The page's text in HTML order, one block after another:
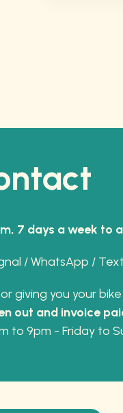
7 days a week to
/ WhatsApp /
giving you your bike
out and invoice
to 9pm - Friday to